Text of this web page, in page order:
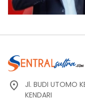
Jl. BUDI UTOMO
KENDARI